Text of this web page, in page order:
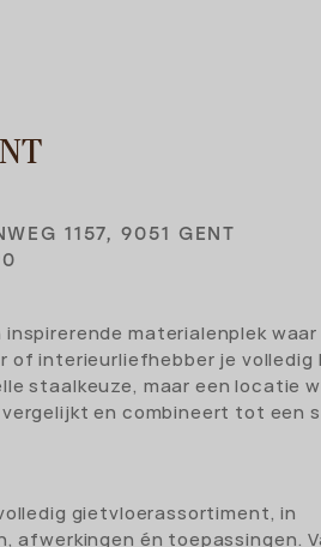
1157, 9051 GENT
inspirerende materialenplek
interieurliefhebber je volledig
staalkeuze, maar een locatie
en combineert tot een
gietvloerassortiment, in
afwerkingen én toepassingen.